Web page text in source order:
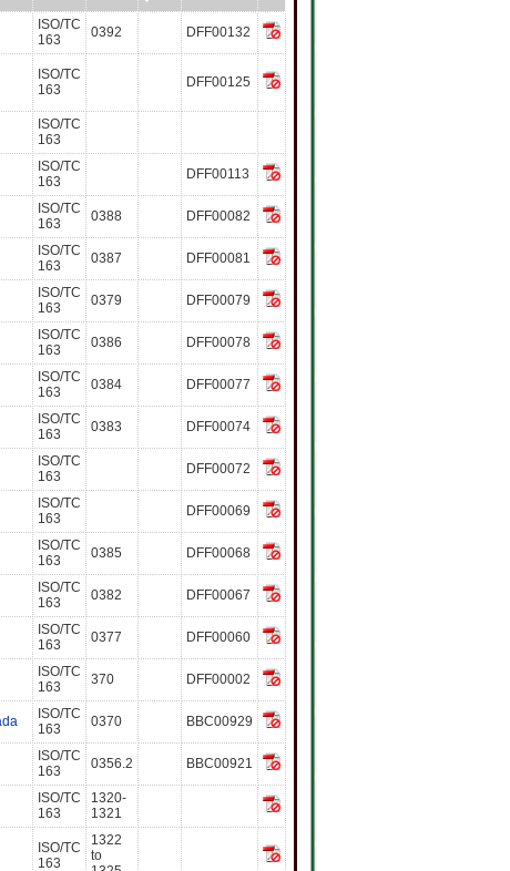
ISO/TC
163
0392 DFF00132
ISO/TC
163
DFF00125
ISO/TC
163
ISO/TC
163
DFF00113
ISO/TC
163
0388 DFF00082
ISO/TC
163
0387 DFF00081
ISO/TC
163
0379 DFF00079
ISO/TC
163
0386 DFF00078
ISO/TC
163
0384 DFF00077
ISO/TC
163
0383 DFF00074
ISO/TC
163
DFF00072
ISO/TC
163
DFF00069
ISO/TC
163
0385 DFF00068
ISO/TC
163
0382 DFF00067
ISO/TC
163
0377 DFF00060
ISO/TC
163
370 DFF00002
ISO/TC
163
0370 BBC00929
ISO/TC
163
0356.2 BBC00921
ISO/TC
163
1320-
1321
ISO/TC
163
1322
to